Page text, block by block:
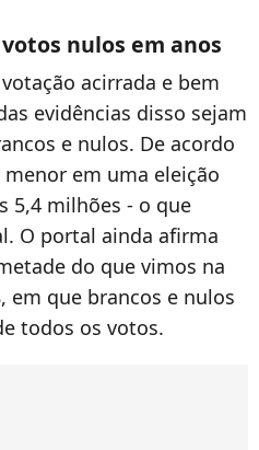
nulos em anos
acirrada e bem
evidências disso sejam
e nulos. De acordo
em uma eleição
5,4 milhões - o que
O portal ainda afirma
do que vimos na
em que brancos e nulos
todos os votos.